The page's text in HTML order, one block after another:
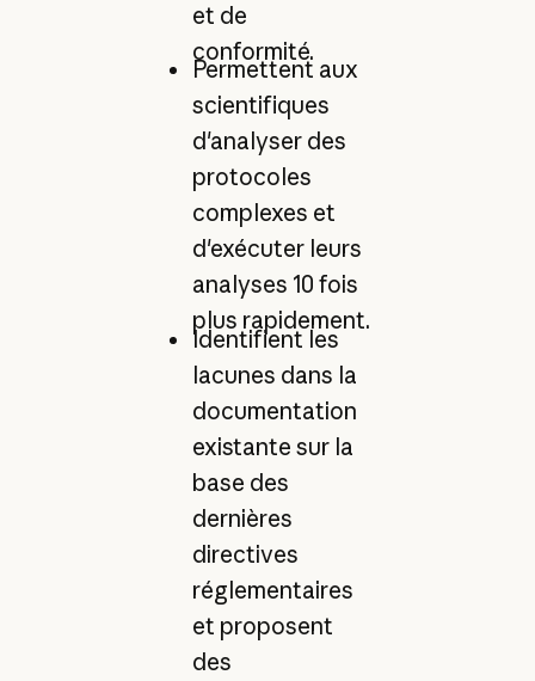
et de
conformité.
Permettent aux
scientifiques
d'analyser des
protocoles
complexes et
d'exécuter leurs
analyses 10 fois
plus rapidement.
Identifient les
lacunes dans la
documentation
existante sur la
base des
dernières
directives
réglementaires
et proposent
des